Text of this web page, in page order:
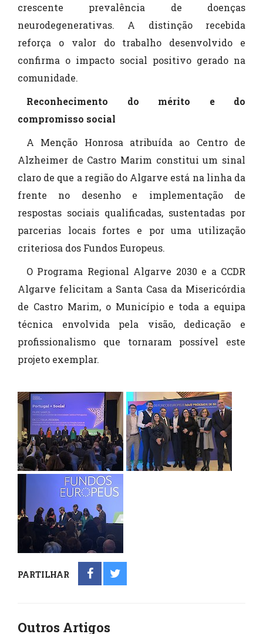
crescente prevalência de doenças
neurodegenerativas. A distinção recebida
reforça o valor do trabalho desenvolvido e
confirma o impacto social positivo gerado na
comunidade.
Reconhecimento do mérito e do
compromisso social
A Menção Honrosa atribuída ao Centro de
Alzheimer de Castro Marim constitui um sinal
claro de que a região do Algarve está na linha da
frente no desenho e implementação de
respostas sociais qualificadas, sustentadas por
parcerias locais fortes e por uma utilização
criteriosa dos Fundos Europeus.
O Programa Regional Algarve 2030 e a CCDR
Algarve felicitam a Santa Casa da Misericórdia
de Castro Marim, o Município e toda a equipa
técnica envolvida pela visão, dedicação e
profissionalismo que tornaram possível este
projeto exemplar.
PARTILHAR
Outros Artigos